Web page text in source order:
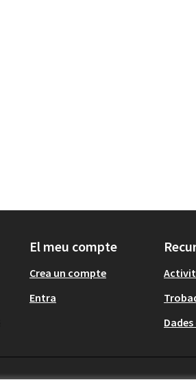
El meu compte
Crea un compte
Entra